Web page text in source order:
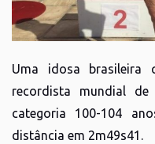
Uma idosa
recordista mundial
categoria 100-104
distância em 2m49s41.